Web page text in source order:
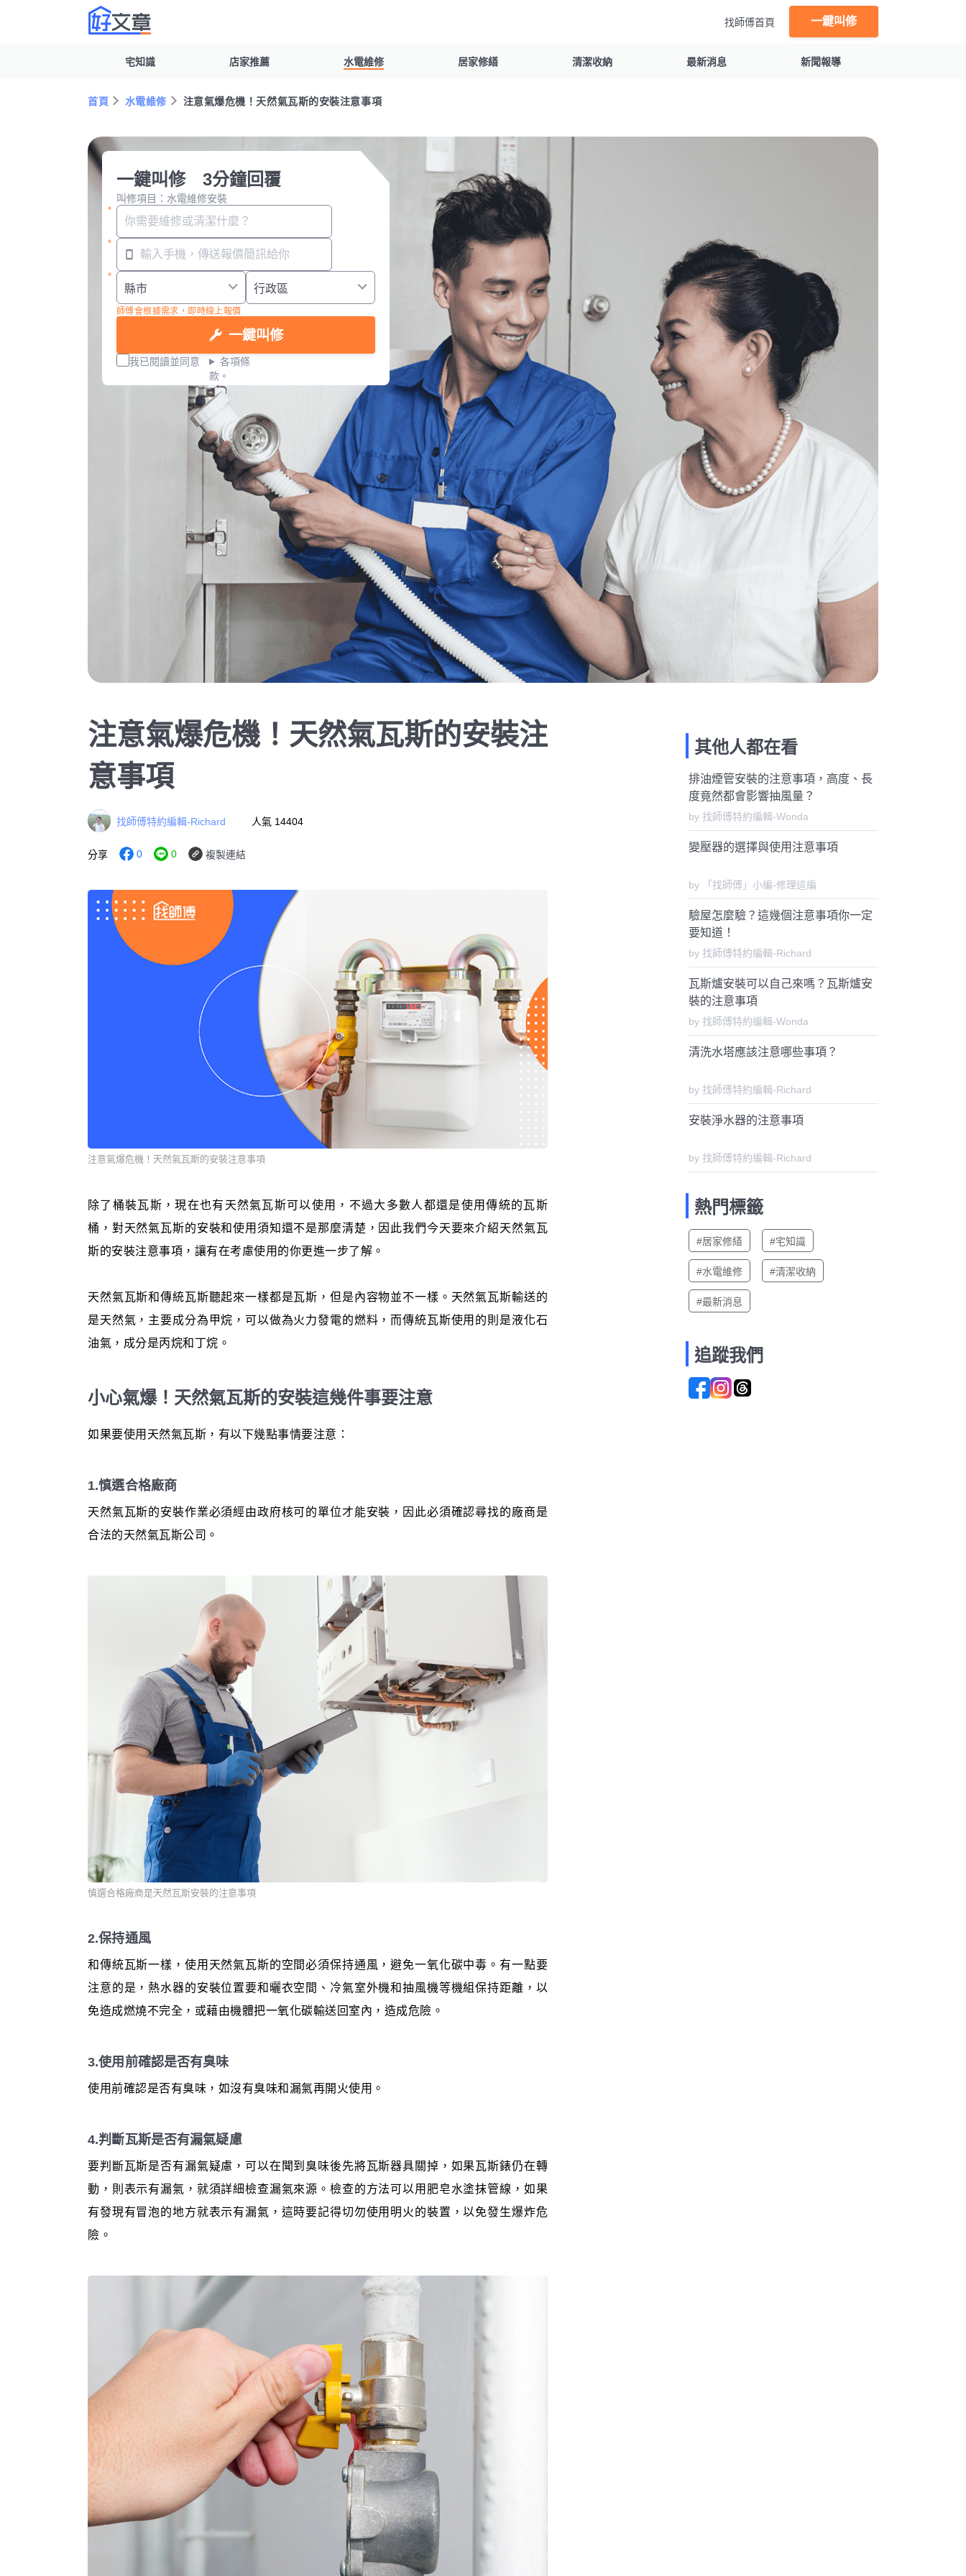
找師傅首頁 一鍵叫修
宅知識 店家推薦 水電維修 居家修繕 清潔收納 最新消息 新聞報導
首頁 水電維修 注意氣爆危機！天然氣瓦斯的安裝注意事項
一鍵叫修 3分鐘回覆
叫修項目：水電維修安裝
師傅會根據需求，即時線上報價
一鍵叫修
我已閱讀並同意
各項條
款。
注意氣爆危機！天然氣瓦斯的安裝注
意事項
找師傅特約編輯-Richard 人氣 14404
分享 0 0 複製連結
注意氣爆危機！天然氣瓦斯的安裝注意事項
除了桶裝瓦斯，現在也有天然氣瓦斯可以使用，不過大多數人都還是使用傳統的瓦斯
桶，對天然氣瓦斯的安裝和使用須知還不是那麼清楚，因此我們今天要來介紹天然氣瓦
斯的安裝注意事項，讓有在考慮使用的你更進一步了解。
天然氣瓦斯和傳統瓦斯聽起來一樣都是瓦斯，但是內容物並不一樣。天然氣瓦斯輸送的
是天然氣，主要成分為甲烷，可以做為火力發電的燃料，而傳統瓦斯使用的則是液化石
油氣，成分是丙烷和丁烷。
小心氣爆！天然氣瓦斯的安裝這幾件事要注意
如果要使用天然氣瓦斯，有以下幾點事情要注意：
1.慎選合格廠商
天然氣瓦斯的安裝作業必須經由政府核可的單位才能安裝，因此必須確認尋找的廠商是
合法的天然氣瓦斯公司。
慎選合格廠商是天然瓦斯安裝的注意事項
2.保持通風
和傳統瓦斯一樣，使用天然氣瓦斯的空間必須保持通風，避免一氧化碳中毒。有一點要
注意的是，熱水器的安裝位置要和曬衣空間、冷氣室外機和抽風機等機組保持距離，以
免造成燃燒不完全，或藉由機體把一氧化碳輸送回室內，造成危險。
3.使用前確認是否有臭味
使用前確認是否有臭味，如沒有臭味和漏氣再開火使用。
4.判斷瓦斯是否有漏氣疑慮
要判斷瓦斯是否有漏氣疑慮，可以在聞到臭味後先將瓦斯器具關掉，如果瓦斯錶仍在轉
動，則表示有漏氣，就須詳細檢查漏氣來源。檢查的方法可以用肥皂水塗抹管線，如果
有發現有冒泡的地方就表示有漏氣，這時要記得切勿使用明火的裝置，以免發生爆炸危
險。
其他人都在看
排油煙管安裝的注意事項，高度、長
度竟然都會影響抽風量？
by 找師傅特約編輯-Wonda
變壓器的選擇與使用注意事項
by 「找師傅」小編-修理這編
驗屋怎麼驗？這幾個注意事項你一定
要知道！
by 找師傅特約編輯-Richard
瓦斯爐安裝可以自己來嗎？瓦斯爐安
裝的注意事項
by 找師傅特約編輯-Wonda
清洗水塔應該注意哪些事項？
by 找師傅特約編輯-Richard
安裝淨水器的注意事項
by 找師傅特約編輯-Richard
熱門標籤
#居家修繕 #宅知識
#水電維修 #清潔收納
#最新消息
追蹤我們